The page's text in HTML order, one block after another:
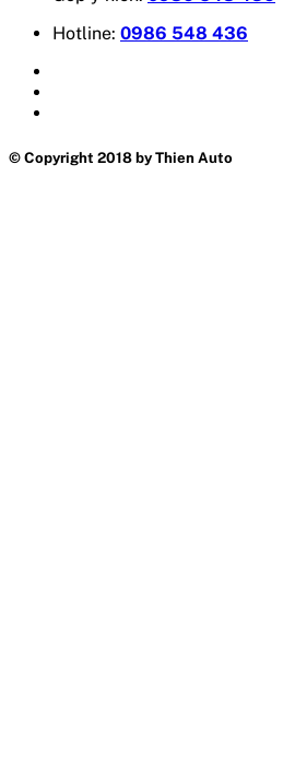
Hotline: 0986 548 436
© Copyright 2018 by Thien Auto